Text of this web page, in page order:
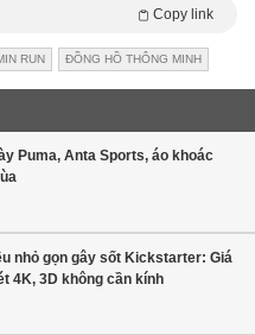
Copy link
RUN ĐỒNG HỒ THÔNG MINH
Puma, Anta Sports, áo khoác
nhỏ gọn gây sốt Kickstarter: Giá
4K, 3D không cần kính